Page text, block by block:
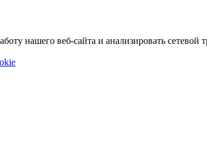
нашего веб-сайта и анализировать сетевой